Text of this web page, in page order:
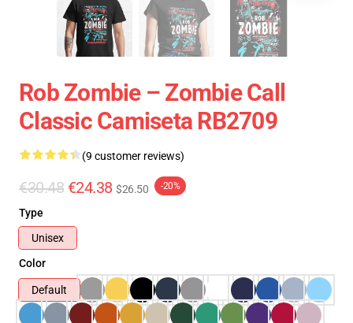
Rob Zombie – Zombie Call
Classic Camiseta RB2709
(9 customer reviews)
€30.48 €24.38 $26.50 -20%
Type
Unisex
Color
Default